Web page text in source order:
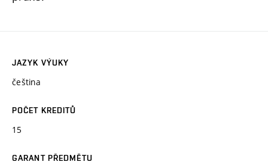
JAZYK VÝUKY
čeština
POČET KREDITŮ
15
GARANT PŘEDMĚTU